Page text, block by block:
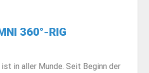
360°-RIG
in aller Munde. Seit Beginn der